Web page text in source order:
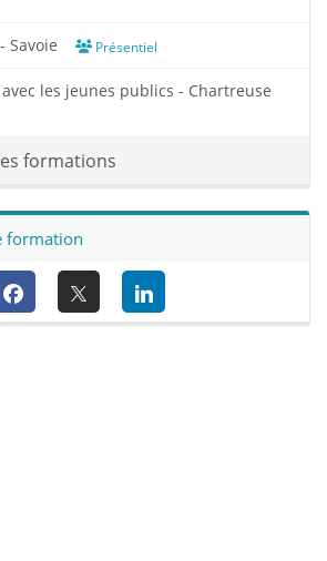
Savoie Présentiel
les jeunes publics - Chartreuse
formations
formation